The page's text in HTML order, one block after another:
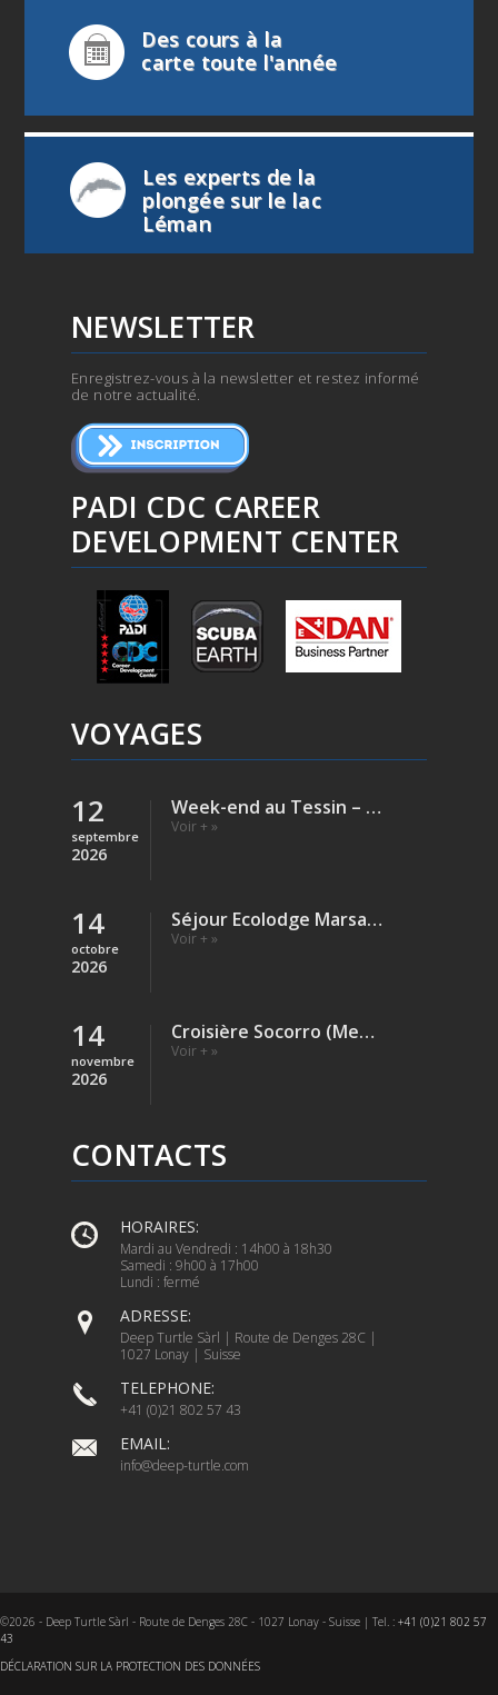
Des cours à la
carte toute l'année
Les experts de la
plongée sur le lac
Léman
NEWSLETTER
Enregistrez-vous à la newsletter et restez informé
de notre actualité.
PADI CDC CAREER
DEVELOPMENT CENTER
VOYAGES
12
septembre
2026
Week-end au Tessin – Verzasca (Rivière)
Voir + »
14
octobre
2026
Séjour Ecolodge Marsa Shagra – Egypte
Voir + »
14
novembre
2026
Croisière Socorro (Mexique)
Voir + »
CONTACTS
HORAIRES:
Mardi au Vendredi : 14h00 à 18h30
Samedi : 9h00 à 17h00
Lundi : fermé
ADRESSE:
Deep Turtle Sàrl | Route de Denges 28C |
1027 Lonay | Suisse
TELEPHONE:
+41 (0)21 802 57 43
EMAIL:
info@deep-turtle.com
©2026 - Deep Turtle Sàrl - Route de Denges 28C - 1027 Lonay - Suisse | Tel. : +41 (0)21 802 57
43
DÉCLARATION SUR LA PROTECTION DES DONNÉES